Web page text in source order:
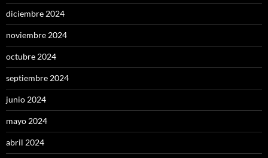
diciembre 2024
noviembre 2024
octubre 2024
septiembre 2024
junio 2024
mayo 2024
abril 2024